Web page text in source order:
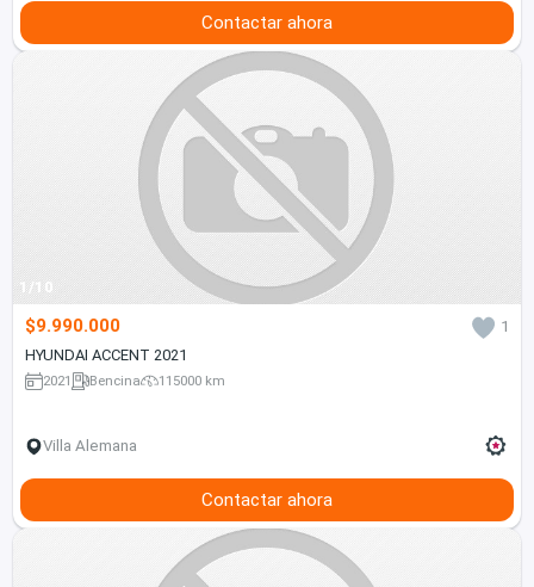
Contactar ahora
1/10
$9.990.000
1
HYUNDAI ACCENT 2021
2021 Bencina 115000 km
Villa Alemana
Contactar ahora